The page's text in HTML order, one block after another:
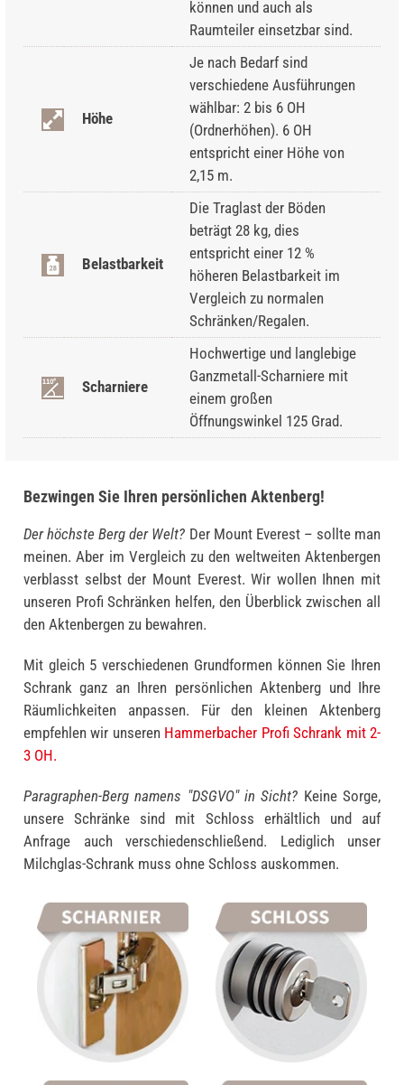
können und auch als
Raumteiler einsetzbar sind.
Höhe
Je nach Bedarf sind
verschiedene Ausführungen
wählbar: 2 bis 6 OH
(Ordnerhöhen). 6 OH
entspricht einer Höhe von
2,15 m.
Belastbarkeit
Die Traglast der Böden
beträgt 28 kg, dies
entspricht einer 12 %
höheren Belastbarkeit im
Vergleich zu normalen
Schränken/Regalen.
Scharniere
Hochwertige und langlebige
Ganzmetall-Scharniere mit
einem großen
Öffnungswinkel 125 Grad.
Bezwingen Sie Ihren persönlichen Aktenberg!
Der höchste Berg der Welt? Der Mount Everest – sollte man
meinen. Aber im Vergleich zu den weltweiten Akten­bergen
verblasst selbst der Mount Everest. Wir wollen Ihnen mit
unseren Profi Schränken helfen, den Überblick zwischen all
den Aktenbergen zu bewahren.
Mit gleich 5 verschiedenen Grundformen können Sie Ihren
Schrank ganz an Ihren persönlichen Aktenberg und Ihre
Räumlichkeiten anpassen. Für den kleinen Aktenberg
empfehlen wir unseren Hammerbacher Profi Schrank mit 2-
3 OH.
Paragraphen-Berg namens "DSGVO" in Sicht? Keine Sorge,
unsere Schränke sind mit Schloss erhältlich und auf
Anfrage auch verschiedenschließend. Lediglich unser
Milchglas-Schrank muss ohne Schloss auskommen.